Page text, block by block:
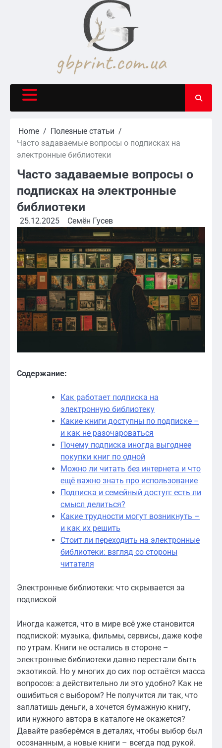
Home
Полезные статьи
Часто задаваемые вопросы о подписках на
электронные библиотеки
Часто задаваемые вопросы о
подписках на электронные
библиотеки
25.12.2025 Семён Гусев
Содержание:
Как работает подписка на
электронную библиотеку
Какие книги доступны по подписке –
и как не разочароваться
Почему подписка иногда выгоднее
покупки книг по одной
Можно ли читать без интернета и что
ещё важно знать про использование
Подписка и семейный доступ: есть ли
смысл делиться?
Какие трудности могут возникнуть –
и как их решить
Стоит ли переходить на электронные
библиотеки: взгляд со стороны
читателя
Электронные библиотеки: что скрывается за
подпиской
Иногда кажется, что в мире всё уже становится
подпиской: музыка, фильмы, сервисы, даже кофе
по утрам. Книги не остались в стороне –
электронные библиотеки давно перестали быть
экзотикой. Но у многих до сих пор остаётся масса
вопросов: а действительно ли это удобно? Как не
ошибиться с выбором? Не получится ли так, что
заплатишь деньги, а хочется бумажную книгу,
или нужного автора в каталоге не окажется?
Давайте разберёмся в деталях, чтобы выбор был
осознанным, а новые книги – всегда под рукой.